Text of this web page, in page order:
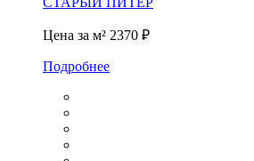
Цена за м² 2370 ₽
Подробнее